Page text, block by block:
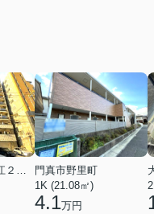
門真市野里町
1K (21.08㎡)
4.1万円